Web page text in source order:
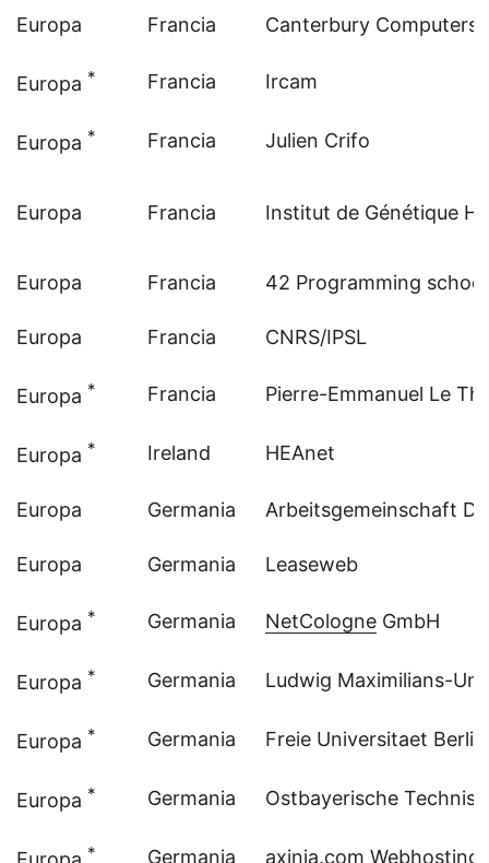
Europa Francia Canterbury Computers
Europa * Francia Ircam
Europa * Francia Julien Crifo
Europa Francia Institut de Génétique
Europa Francia 42 Programming school
Europa Francia CNRS/IPSL
Europa * Francia Pierre-Emmanuel Le
Europa * Ireland HEAnet
Europa Germania Arbeitsgemeinschaft
Europa Germania Leaseweb
Europa * Germania NetCologne GmbH
Europa * Germania Ludwig Maximilians-
Europa * Germania Freie Universitaet
Europa * Germania Ostbayerische
* Germania axinja.com Webhosting